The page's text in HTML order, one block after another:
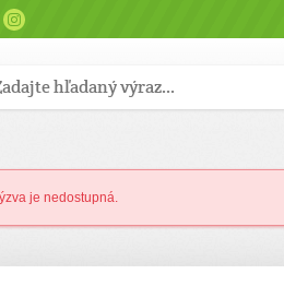
je nedostupná.